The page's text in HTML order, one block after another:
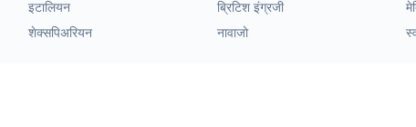
इटालियन ब्रिटिश इंग्रजी
शेक्सपिअरियन नावाजो